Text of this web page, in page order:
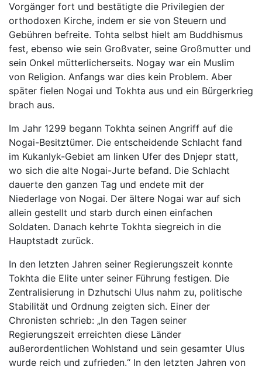
Vorgänger fort und bestätigte die Privilegien der
orthodoxen Kirche, indem er sie von Steuern und
Gebühren befreite. Tohta selbst hielt am Buddhismus
fest, ebenso wie sein Großvater, seine Großmutter und
sein Onkel mütterlicherseits. Nogay war ein Muslim
von Religion. Anfangs war dies kein Problem. Aber
später fielen Nogai und Tokhta aus und ein Bürgerkrieg
brach aus.
Im Jahr 1299 begann Tokhta seinen Angriff auf die
Nogai-Besitztümer. Die entscheidende Schlacht fand
im Kukanlyk-Gebiet am linken Ufer des Dnjepr statt,
wo sich die alte Nogai-Jurte befand. Die Schlacht
dauerte den ganzen Tag und endete mit der
Niederlage von Nogai. Der ältere Nogai war auf sich
allein gestellt und starb durch einen einfachen
Soldaten. Danach kehrte Tokhta siegreich in die
Hauptstadt zurück.
In den letzten Jahren seiner Regierungszeit konnte
Tokhta die Elite unter seiner Führung festigen. Die
Zentralisierung in Dzhutschi Ulus nahm zu, politische
Stabilität und Ordnung zeigten sich. Einer der
Chronisten schrieb: „In den Tagen seiner
Regierungszeit erreichten diese Länder
außerordentlichen Wohlstand und sein gesamter Ulus
wurde reich und zufrieden.“ In den letzten Jahren von